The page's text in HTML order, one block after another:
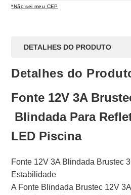
*Não sei meu CEP
DETALHES DO PRODUTO
Detalhes do
Fonte 12V 3A
Blindada Para
LED Piscina
Fonte 12V 3A Blindada Brustec
Estabilidade
A Fonte Blindada Brustec 12V